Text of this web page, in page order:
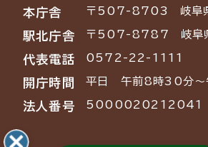
本庁舎 〒507-8703 岐阜
駅北庁舎 〒507-8787 岐阜
代表電話 0572-22-1111
開庁時間 平日 午前8時30分～
法人番号 5000020212041